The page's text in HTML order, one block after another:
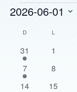
Évènements
2026-06-01
Calendrier
Évènements
D DIMANCHEL
3
évènements
31
0
1
3
évènements
7
0
8
3
14
0
15